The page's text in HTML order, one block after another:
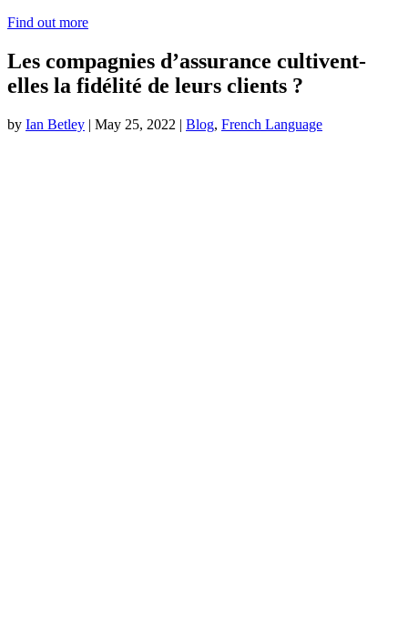
Find out more
Les compagnies d’assurance cultivent-
elles la fidélité de leurs clients ?
by Ian Betley | May 25, 2022 | Blog, French Language